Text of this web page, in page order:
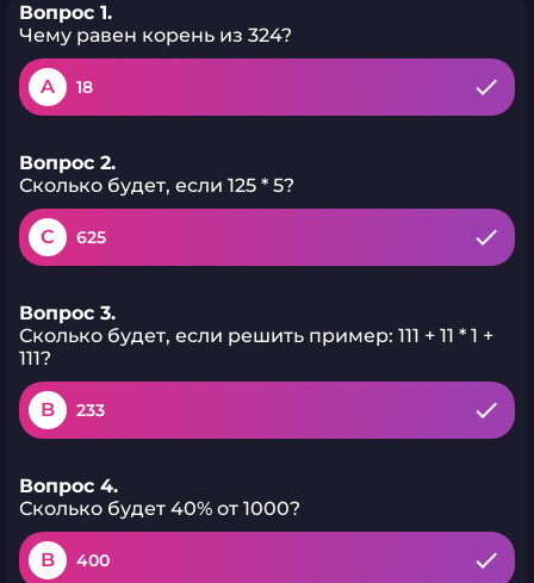
Вопрос 1.
Чему равен корень из 324?
A 18
Вопрос 2.
Сколько будет, если 125 * 5?
C 625
Вопрос 3.
Сколько будет, если решить пример: 111 + 11 * 1 +
111?
B 233
Вопрос 4.
Сколько будет 40% от 1000?
B 400